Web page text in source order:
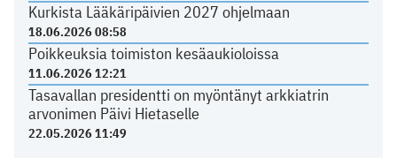
Kurkista Lääkäripäivien 2027 ohjelmaan
18.06.2026 08:58
Poikkeuksia toimiston kesäaukioloissa
11.06.2026 12:21
Tasavallan presidentti on myöntänyt arkkiatrin
arvonimen Päivi Hietaselle
22.05.2026 11:49